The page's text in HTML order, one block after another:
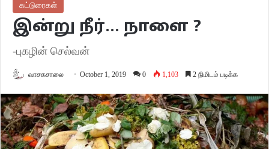
கட்டுரைகள்
இன்று நீர்… நாளை ?
-புகழின் செல்வன்
வாசகசாலை October 1, 2019 0 1,103 2 நிமிடம் படிக்க